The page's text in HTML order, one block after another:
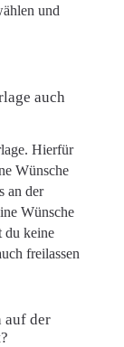
und
auch
Hierfür
Wünsche
an der
Wünsche
du keine
freilassen
auf der